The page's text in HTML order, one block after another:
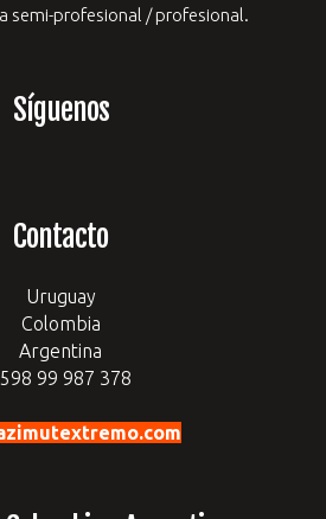
semi-profesional / profesional.
Síguenos
Contacto
Uruguay
Colombia
Argentina
99 987 378